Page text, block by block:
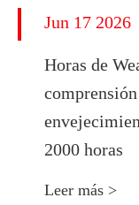
Jun 17 2026
Horas de
2000 horas
Leer más >